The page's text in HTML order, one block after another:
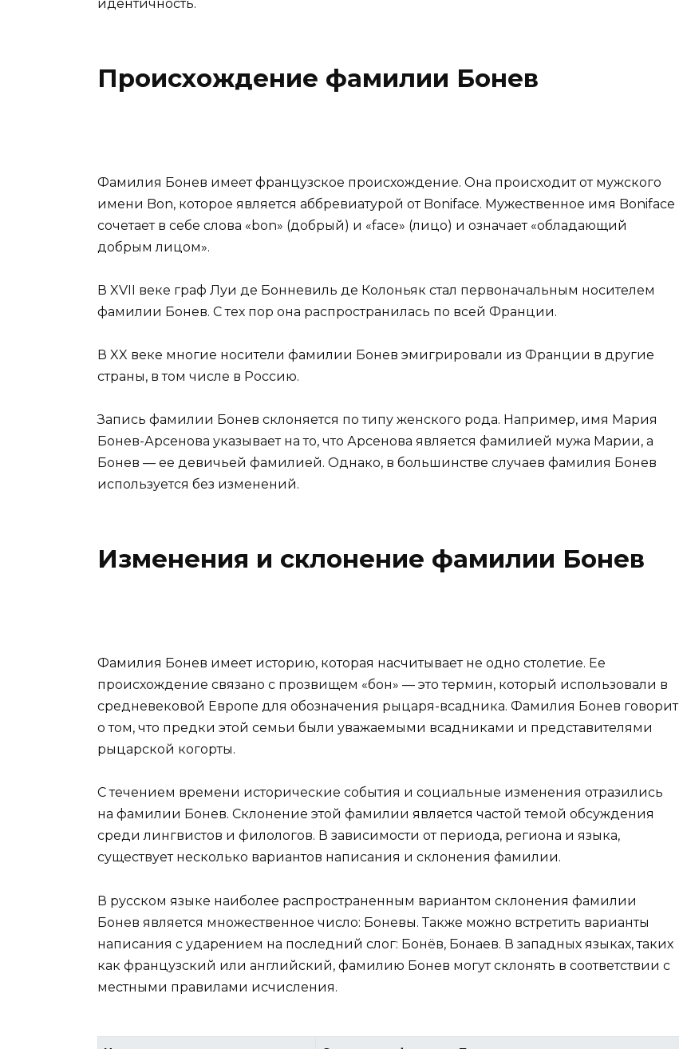
идентичность.
Происхождение фамилии Бонев
Фамилия Бонев имеет французское происхождение. Она происходит от мужского
имени Bon, которое является аббревиатурой от Boniface. Мужественное имя Boniface
сочетает в себе слова «bon» (добрый) и «face» (лицо) и означает «обладающий
добрым лицом».
В XVII веке граф Луи де Бонневиль де Колоньяк стал первоначальным носителем
фамилии Бонев. С тех пор она распространилась по всей Франции.
В XX веке многие носители фамилии Бонев эмигрировали из Франции в другие
страны, в том числе в Россию.
Запись фамилии Бонев склоняется по типу женского рода. Например, имя Мария
Бонев-Арсенова указывает на то, что Арсенова является фамилией мужа Марии, а
Бонев — ее девичьей фамилией. Однако, в большинстве случаев фамилия Бонев
используется без изменений.
Изменения и склонение фамилии Бонев
Фамилия Бонев имеет историю, которая насчитывает не одно столетие. Ее
происхождение связано с прозвищем «бон» — это термин, который использовали в
средневековой Европе для обозначения рыцаря-всадника. Фамилия Бонев говорит
о том, что предки этой семьи были уважаемыми всадниками и представителями
рыцарской когорты.
С течением времени исторические события и социальные изменения отразились
на фамилии Бонев. Склонение этой фамилии является частой темой обсуждения
среди лингвистов и филологов. В зависимости от периода, региона и языка,
существует несколько вариантов написания и склонения фамилии.
В русском языке наиболее распространенным вариантом склонения фамилии
Бонев является множественное число: Боневы. Также можно встретить варианты
написания с ударением на последний слог: Бонёв, Бонаев. В западных языках, таких
как французский или английский, фамилию Бонев могут склонять в соответствии с
местными правилами исчисления.